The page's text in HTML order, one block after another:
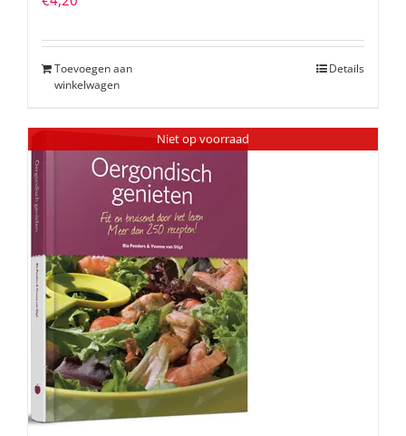
Toevoegen aan
winkelwagen
Details
Niet op voorraad